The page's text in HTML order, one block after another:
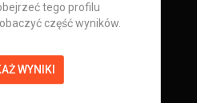
tego profilu
część wyników.
WYNIKI